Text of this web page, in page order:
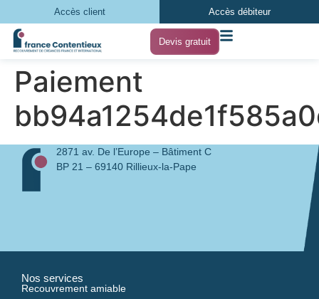
Accès client Accès débiteur
Devis gratuit
Paiement
2871 av. De l’Europe – Bâtiment C
BP 21 – 69140 Rillieux-la-Pape
Nos services
Recouvrement amiable